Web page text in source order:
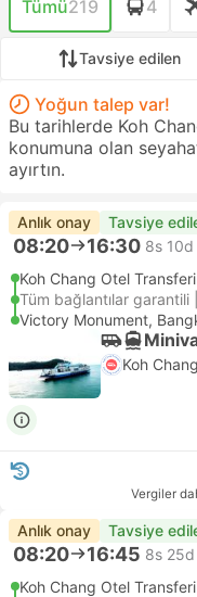
Tümü219 4
Tavsiye edilen
Yoğun talep var!
Bu tarihlerde Koh
konumuna olan
ayırtın.
Anlık onay Tavsiye
08:20 16:30 8s 10d
Koh Chang Otel Transferi
Tüm bağlantılar
Victory Monument,
Koh
Vergiler
Anlık onay Tavsiye
08:20 16:45 8s 25d
Koh Chang Otel Transferi